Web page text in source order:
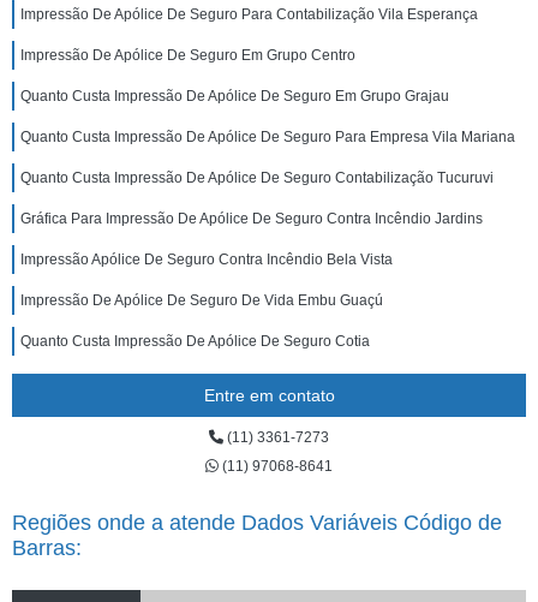
Impressão De Apólice De Seguro Para Contabilização Vila Esperança
Impressão De Apólice De Seguro Em Grupo Centro
Quanto Custa Impressão De Apólice De Seguro Em Grupo Grajau
Quanto Custa Impressão De Apólice De Seguro Para Empresa Vila Mariana
Quanto Custa Impressão De Apólice De Seguro Contabilização Tucuruvi
Gráfica Para Impressão De Apólice De Seguro Contra Incêndio Jardins
Impressão Apólice De Seguro Contra Incêndio Bela Vista
Impressão De Apólice De Seguro De Vida Embu Guaçú
Quanto Custa Impressão De Apólice De Seguro Cotia
Entre em contato
(11) 3361-7273
(11) 97068-8641
Regiões onde a atende Dados Variáveis Código de
Barras: